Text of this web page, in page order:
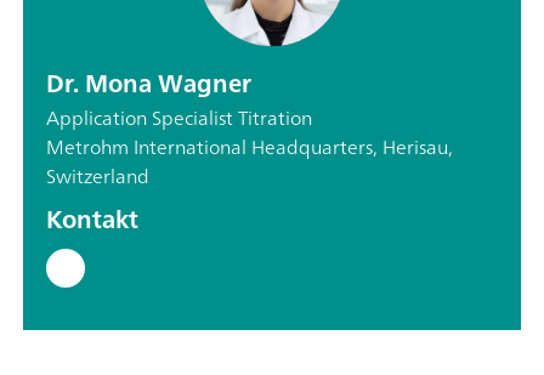
Dr. Mona Wagner
Application Specialist Titration
Metrohm International Headquarters, Herisau,
Switzerland
Kontakt